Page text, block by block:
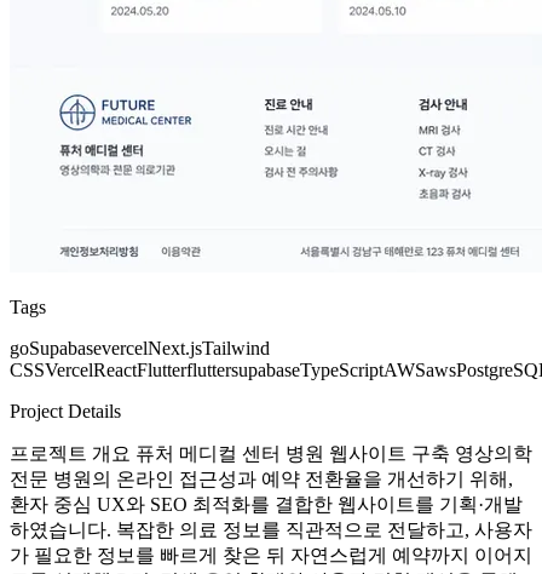
Tags
goSupabasevercelNext.jsTailwind
CSSVercelReactFlutterfluttersupabaseTypeScriptAWSaws
Project Details
프로젝트 개요 퓨처 메디컬 센터 병원 웹사이트 구축 영상의학
전문 병원의 온라인 접근성과 예약 전환율을 개선하기 위해,
환자 중심 UX와 SEO 최적화를 결합한 웹사이트를 기획·개발
하였습니다. 복잡한 의료 정보를 직관적으로 전달하고, 사용자
가 필요한 정보를 빠르게 찾은 뒤 자연스럽게 예약까지 이어지